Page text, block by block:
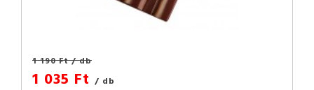
1 190 Ft/ db
1 035 Ft / db